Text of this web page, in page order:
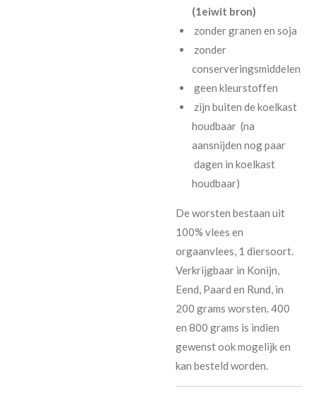
(1eiwit bron)
zonder granen en soja
zonder
conserveringsmiddelen
geen kleurstoffen
zijn buiten de koelkast
houdbaar (na
aansnijden nog paar
dagen in koelkast
houdbaar)
De worsten bestaan uit
100% vlees en
orgaanvlees, 1 diersoort.
Verkrijgbaar in Konijn,
Eend, Paard en Rund, in
200 grams worsten. 400
en 800 grams is indien
gewenst ook mogelijk en
kan besteld worden.